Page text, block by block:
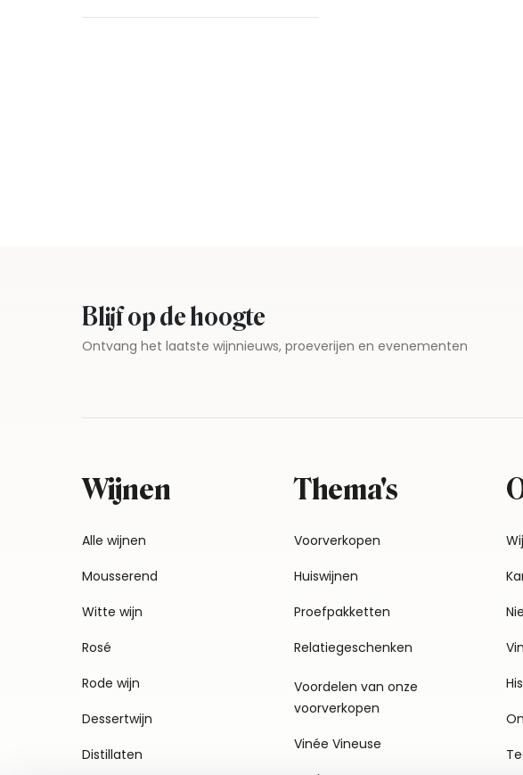
Blijf op de hoogte
Ontvang het laatste wijnnieuws, proeverijen en evenementen
Wijnen
Alle wijnen
Mousserend
Witte wijn
Rosé
Rode wijn
Dessertwijn
Distillaten
Thema's
Voorverkopen
Huiswijnen
Proefpakketten
Relatiegeschenken
Voordelen van onze
voorverkopen
Vinée Vineuse